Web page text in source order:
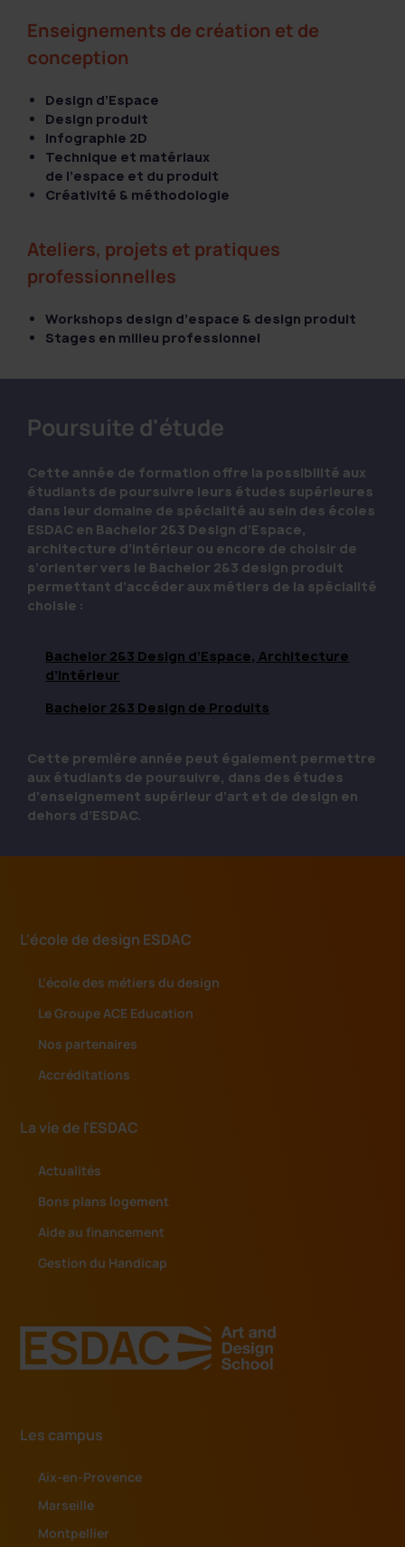
Enseignements de création et de
conception
Design d’Espace
Design produit
Infographie 2D
Technique et matériaux
de l’espace et du produit
Créativité & méthodologie
Ateliers, projets et pratiques
professionnelles
Workshops design d’espace & design produit
Stages en milieu professionnel
Poursuite d'étude
Cette année de formation offre la possibilité aux
étudiants de poursuivre leurs études supérieures
dans leur domaine de spécialité au sein des écoles
ESDAC en Bachelor 2&3 Design d’Espace,
architecture d’intérieur ou encore de choisir de
s’orienter vers le Bachelor 2&3 design produit
permettant d’accéder aux métiers de la spécialité
choisie :
Bachelor 2&3 Design d’Espace, Architecture
d’Intérieur
Bachelor 2&3 Design de Produits
Cette première année peut également permettre
aux étudiants de poursuivre, dans des études
d’enseignement supérieur d’art et de design en
dehors d’ESDAC.
L'école de design ESDAC
L’école des métiers du design
Le Groupe ACE Education
Nos partenaires
Accréditations
La vie de l'ESDAC
Actualités
Bons plans logement
Aide au financement
Gestion du Handicap
Les campus
Aix-en-Provence
Marseille
Montpellier